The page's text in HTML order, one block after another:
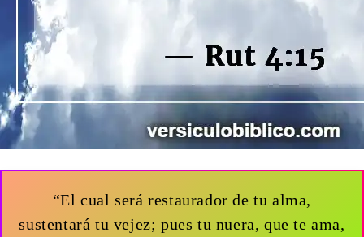
“El cual será restaurador de tu alma,
sustentará tu vejez; pues tu nuera, que te ama,